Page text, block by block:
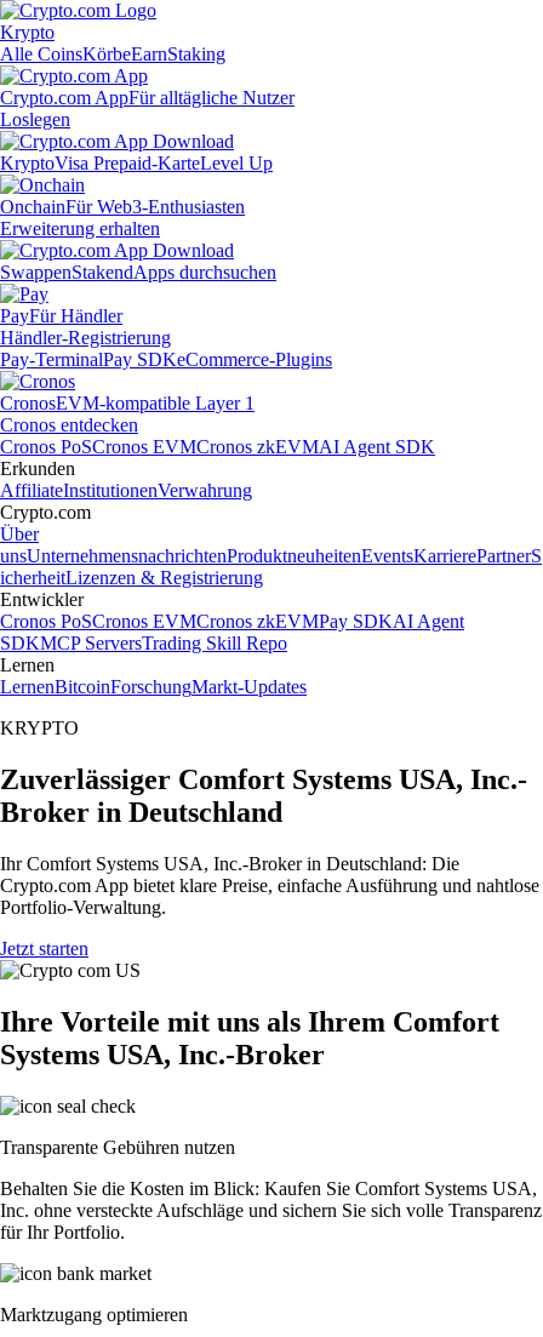
Krypto
Alle CoinsKörbeEarnStaking
Crypto.com AppFür alltägliche Nutzer
Loslegen
KryptoVisa Prepaid-KarteLevel Up
OnchainFür Web3-Enthusiasten
Erweiterung erhalten
SwappenStakendApps durchsuchen
PayFür Händler
Händler-Registrierung
Pay-TerminalPay SDKeCommerce-Plugins
CronosEVM-kompatible Layer 1
Cronos entdecken
Cronos PoSCronos EVMCronos zkEVMAI Agent SDK
Erkunden
AffiliateInstitutionenVerwahrung
Crypto.com
Über
unsUnternehmensnachrichtenProduktneuheitenEventsKarrierePartnerS
icherheitLizenzen & Registrierung
Entwickler
Cronos PoSCronos EVMCronos zkEVMPay SDKAI Agent
SDKMCP ServersTrading Skill Repo
Lernen
LernenBitcoinForschungMarkt-Updates
KRYPTO
Zuverlässiger Comfort Systems USA, Inc.-
Broker in Deutschland
Ihr Comfort Systems USA, Inc.-Broker in Deutschland: Die
Crypto.com App bietet klare Preise, einfache Ausführung und nahtlose
Portfolio-Verwaltung.
Jetzt starten
Ihre Vorteile mit uns als Ihrem Comfort
Systems USA, Inc.-Broker
Transparente Gebühren nutzen
Behalten Sie die Kosten im Blick: Kaufen Sie Comfort Systems USA,
Inc. ohne versteckte Aufschläge und sichern Sie sich volle Transparenz
für Ihr Portfolio.
Marktzugang optimieren